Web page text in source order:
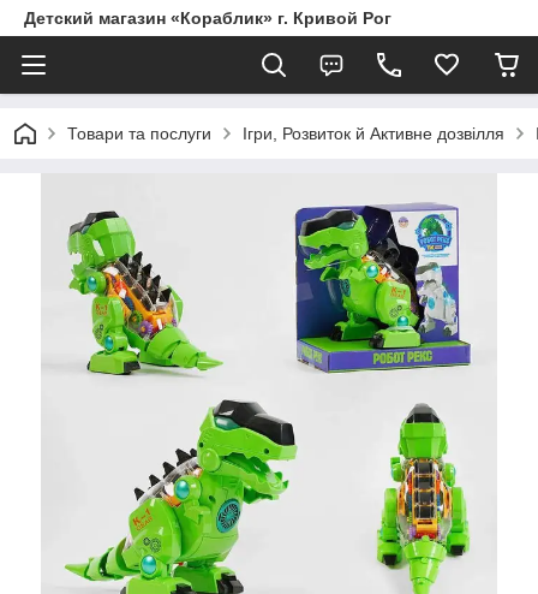
Детский магазин «Кораблик» г. Кривой Рог
Товари та послуги Ігри, Розвиток й Активне дозвілля